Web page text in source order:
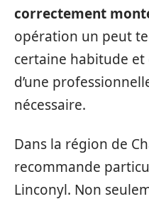
correctement
opération un peut
certaine habitude et
d’une
nécessaire.
Dans la région de
recommande
Linconyl. Non